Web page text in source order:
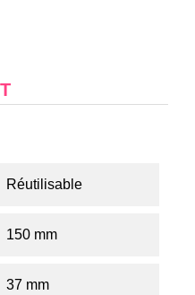
Réutilisable
150 mm
37 mm